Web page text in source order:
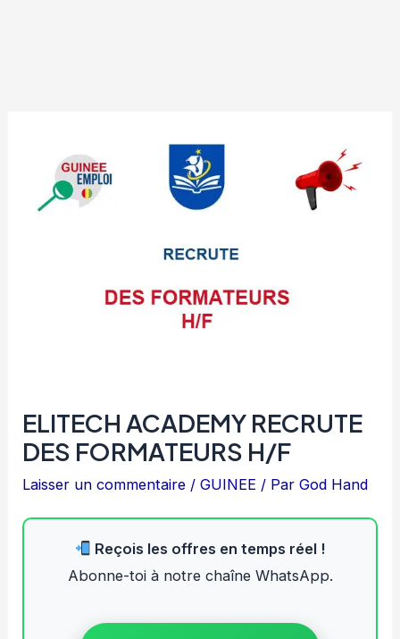
ELITECH ACADEMY RECRUTE
DES FORMATEURS H/F
Laisser un commentaire /GUINEE / ParGod Hand
Reçois les offres en temps réel !
Abonne-toi à notre chaîne WhatsApp.